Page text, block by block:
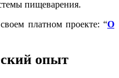
пищеварения.
платном проекте: “О
опыт